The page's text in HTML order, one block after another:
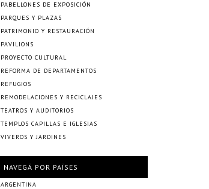
PABELLONES DE EXPOSICIÓN
PARQUES Y PLAZAS
PATRIMONIO Y RESTAURACIÓN
PAVILIONS
PROYECTO CULTURAL
REFORMA DE DEPARTAMENTOS
REFUGIOS
REMODELACIONES Y RECICLAJES
TEATROS Y AUDITORIOS
TEMPLOS CAPILLAS E IGLESIAS
VIVEROS Y JARDINES
NAVEGÁ POR PAÍSES
ARGENTINA